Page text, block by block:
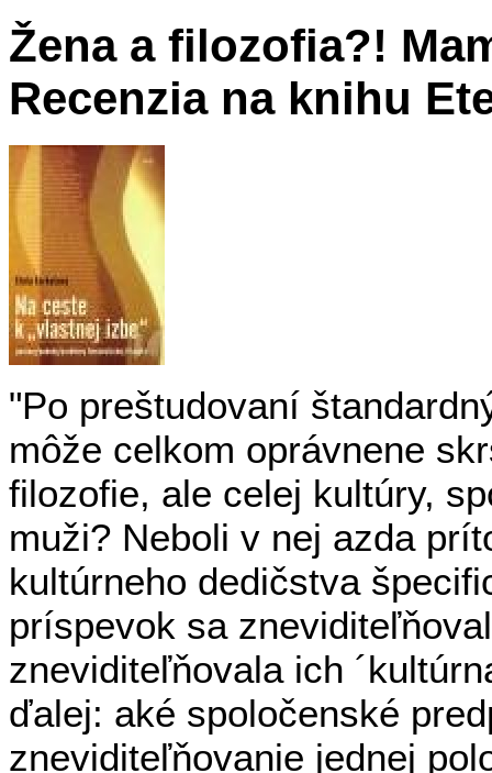
Žena a filozofia?!
Recenzia na knihu
"Po preštudovaní
môže celkom oprávnene
filozofie, ale celej kultúry,
muži? Neboli v nej azda
kultúrneho dedičstva
príspevok sa
zneviditeľňovala ich
ďalej: aké spoločenské
zneviditeľňovanie jednej